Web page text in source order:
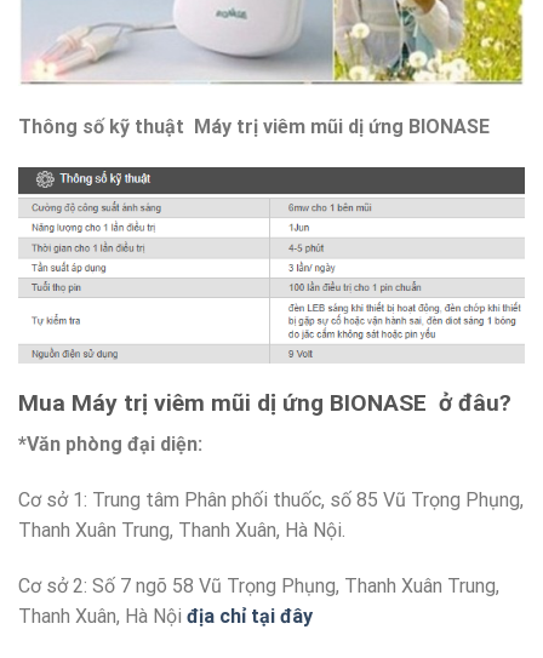
Thông số kỹ thuật Máy trị viêm mũi dị ứng BIONASE
Mua Máy trị viêm mũi dị ứng BIONASE ở đâu?
*Văn phòng đại diện:
Cơ sở 1: Trung tâm Phân phối thuốc, số 85 Vũ Trọng Phụng,
Thanh Xuân Trung, Thanh Xuân, Hà Nội.
Cơ sở 2: Số 7 ngõ 58 Vũ Trọng Phụng, Thanh Xuân Trung,
Thanh Xuân, Hà Nội địa chỉ tại đây